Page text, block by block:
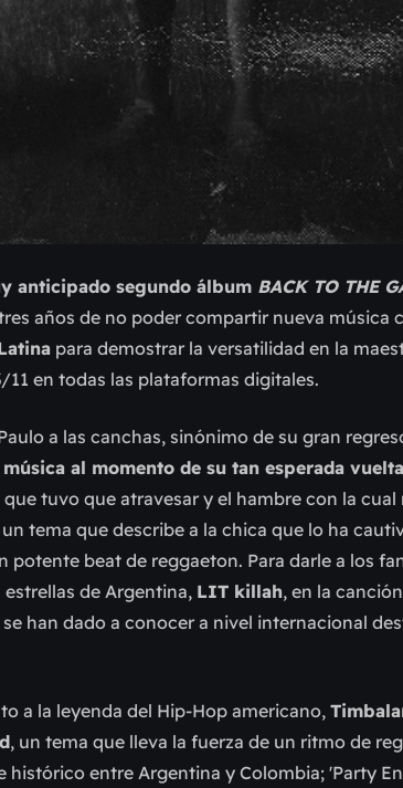
anticipado segundo álbum BACK TO THE
años de no poder compartir nueva música
para demostrar la versatilidad en la
en todas las plataformas digitales.
a las canchas, sinónimo de su gran
al momento de su tan esperada vuelta
tuvo que atravesar y el hambre con la cual
tema que describe a la chica que lo ha
beat de reggaeton. Para darle a los
de Argentina, LIT killah, en la
han dado a conocer a nivel internacional
a la leyenda del Hip-Hop americano,
, un tema que lleva la fuerza de un ritmo de
entre Argentina y Colombia; 'Party